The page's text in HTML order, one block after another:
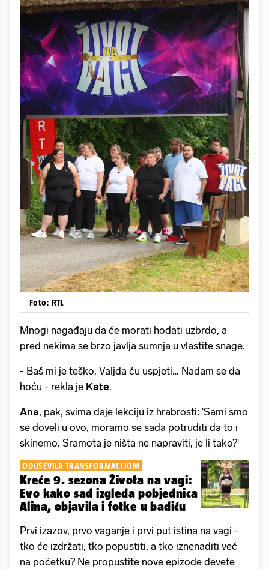
Foto: RTL
Mnogi nagađaju da će morati hodati uzbrdo, a
pred nekima se brzo javlja sumnja u vlastite snage.
- Baš mi je teško. Valjda ću uspjeti… Nadam se da
hoću - rekla je Kate.
Ana, pak, svima daje lekciju iz hrabrosti: 'Sami smo
se doveli u ovo, moramo se sada potruditi da to i
skinemo. Sramota je ništa ne napraviti, je li tako?'
ODUŠEVILA TRANSFORMACIJOM
Kreće 9. sezona Života na vagi:
Evo kako sad izgleda pobjednica
Alina, objavila i fotke u badiću
Prvi izazov, prvo vaganje i prvi put istina na vagi -
tko će izdržati, tko popustiti, a tko iznenaditi već
na početku? Ne propustite nove epizode devete